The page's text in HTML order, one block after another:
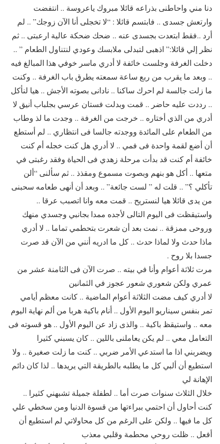
دنا مني واحاطنى بذراعه قائلا مبروك ياعروسة .. انتفضت
وارتعش جسدى .. فابتسم قائلا : “لا تخجلى أنا الآن زوجك” .. لم
أرد ..فقط ابتعدت بجسدى عنه .. ضحك ضحكة عالية ارعبتى .. ثم
نظر إلي قائلا:” اذهبى لتبدلى ملابسك وعودي لنتناول الطعام ” ..
دخلت الغرفة وجلست خائفة لا أدري ماسر خوفي هذا المبالغ فيه
.. وبعد ما يقرب من ربع ساعة سمعته يطرق باب الغرفة .. وكنت
ما زلت جالسة لم احرك ساكنا .. نادانى بصوته الأجش .. هيا لنأكل
.. رددت عليه حاضر .. قمت وبدلت فستان عرسي بجلباب أنيق لا
أدري من الذي أختاره .. خرجت من الغرفة .. وجدت ما لذ وطاب
من الطعام على المائدة ووجدته جالسا فى انتظاري .. لم أستطع
أن أضع لقمة واحدة فى فمي .. لا أدري هل كنت خجله أم كنت
خائفة أم كنت قد بدأت مرحلة زهدي فى الحياة وفقد رغبتى في
متعها .. أكل هو بنهم وبصوت مسموع ومقذذ .. ثم سألنى “ألن
تأكلي ؟” .. قلت له ” لست جائعة” .. وبعد أن أنهى طعامه سحبنى
من يدى قائلا هيا لنستريح .. قمت معه وانا اتصبب عرقا ..
واستيقظت فى اليوم التالى لأجده ممدا بجانبي وجسدي منهك
وروحى ممزقة .. نمت بعد أن شعرت بتحطمي تماما .. لا أدري
ماذا حدث ولا لماذا حدث .. كل ما ادريه أنني من الآن قد صرت
جسدا بلا روح .
مرت ثلاثة أعوام وأنا في بيته .. صرت الآن فى الثامنة عشر من
عمري ولكن شعوري شعور عجوز في الثمانين
لا أدري كيف مضت الثلاثة أعوام الماضية .. كانت معظم أيامي
تمر بنفس سيناريو اليوم الأول .. أنام باكية هربا من ألم نهاية اليوم
معه .. واستيقظ باكية .. والذى زاد عن اليوم الأول .. هو قسوته فى
التعامل معي .. لم يكن يعاملنى باللين .. كان يسبني كثيرا
ويضربني اذا ما استدعي الأمر ضربي .. كنت ما زلت صغيرة .. ولا
استطيع أن ألبي كل ما يطلبه بالطريقة التي يريدها .. لذا كان دائم
الإهانة لي
خلال الثلاث سنوات صرت أما .. لطفلة جميلة تشبهني كثيرا ..
كنت أحاول أن احتمي ببراءتها من قسوة الدنيا ومن سخطي علي
كل ما فيها .. ولكن على الرغم من كل محاولاتي لم استطيع أن
أفعل .. ظلت روحي محطمة وقلبي معذب